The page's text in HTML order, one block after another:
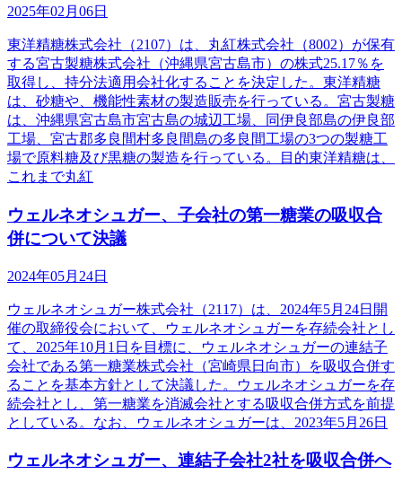
2025年02月06日
東洋精糖株式会社（2107）は、丸紅株式会社（8002）が保有
する宮古製糖株式会社（沖縄県宮古島市）の株式25.17％を
取得し、持分法適用会社化することを決定した。東洋精糖
は、砂糖や、機能性素材の製造販売を行っている。宮古製糖
は、沖縄県宮古島市宮古島の城辺工場、同伊良部島の伊良部
工場、宮古郡多良間村多良間島の多良間工場の3つの製糖工
場で原料糖及び黒糖の製造を行っている。目的東洋精糖は、
これまで丸紅
ウェルネオシュガー、子会社の第一糖業の吸収合
併について決議
2024年05月24日
ウェルネオシュガー株式会社（2117）は、2024年5月24日開
催の取締役会において、ウェルネオシュガーを存続会社とし
て、2025年10月1日を目標に、ウェルネオシュガーの連結子
会社である第一糖業株式会社（宮崎県日向市）を吸収合併す
ることを基本方針として決議した。ウェルネオシュガーを存
続会社とし、第一糖業を消滅会社とする吸収合併方式を前提
としている。なお、ウェルネオシュガーは、2023年5月26日
ウェルネオシュガー、連結子会社2社を吸収合併へ